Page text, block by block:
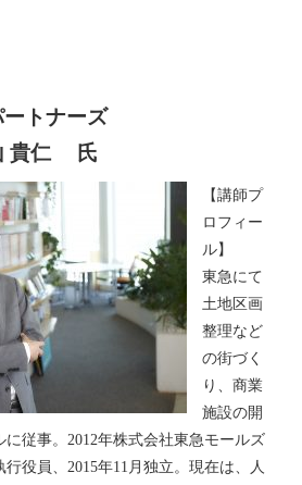
トナーズ
貴仁 氏
【講師プ
ロフィー
ル】
東急にて
土地区画
整理など
の街づく
り、商業
施設の開
従事。2012年株式会社東急モールズ
役員、2015年11月独立。現在は、人